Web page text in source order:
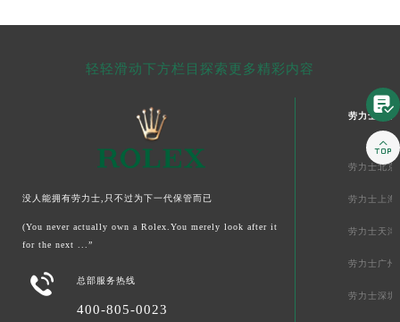
轻轻滑动下方栏目探索更多精彩内容
没人能拥有劳力士,只不过为下一代保管而已
(You never actually own a Rolex.You merely look after it
for the next ...”
 总部服务热线
400-805-0023
劳力士中国
劳力士北京
劳力士上海
劳力士天津
劳力士广州
劳力士深圳

